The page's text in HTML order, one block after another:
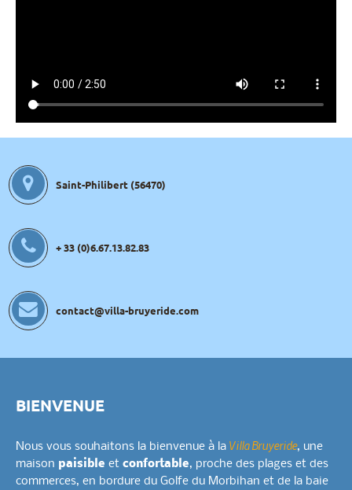
Saint-Philibert (56470)
+ 33 (0)6.67.13.82.83
contact@villa-bruyeride.com
BIENVENUE
Nous vous souhaitons la bienvenue à la Villa Bruyeride, une
maison paisible et confortable, proche des plages et des
commerces, en bordure du Golfe du Morbihan et de la baie